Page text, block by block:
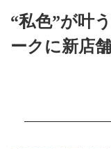
“私色”が叶
ークに新店